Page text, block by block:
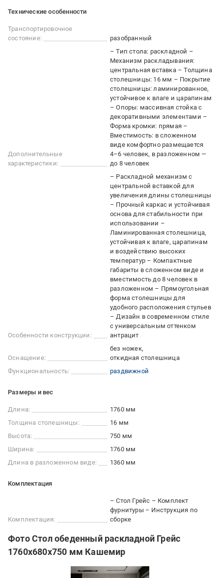
Технические особенности
Транспортировочное
состояние:
разобранный
Дополнительные
характеристики:
– Тип стола: раскладной –
Механизм раскладывания:
центральная вставка – Толщина
столешницы: 16 мм – Покрытие
столешницы: ламинированное,
устойчивое к влаге и царапинам
– Опоры: массивная стойка с
декоративными элементами –
Форма кромки: прямая –
Вместимость: в сложенном
виде комфортно размещается
4–6 человек, в разложенном —
до 8 человек
Особенности конструкции:
– Раскладной механизм с
центральной вставкой для
увеличения длины столешницы
– Прочный каркас и устойчивая
основа для стабильности при
использовании –
Ламинированная столешница,
устойчивая к влаге, царапинам
и воздействию высоких
температур – Компактные
габариты в сложенном виде и
вместимость до 8 человек в
разложенном – Прямоугольная
форма столешницы для
удобного расположения стульев
– Дизайн в современном стиле
с универсальным оттенком
антрацит
Оснащение:
без ножек
откидная столешница
Функциональность:
раздвижной
Размеры и вес
Длина:
1760 мм
Толщина столешницы:
16 мм
Высота:
750 мм
Ширина:
1760 мм
Длина в разложенном виде:
1360 мм
Комплектация
Комплектация:
– Стол Грейс – Комплект
фурнитуры – Инструкция по
сборке
Фото Стол обеденный раскладной Грейс
1760x680x750 мм Кашемир